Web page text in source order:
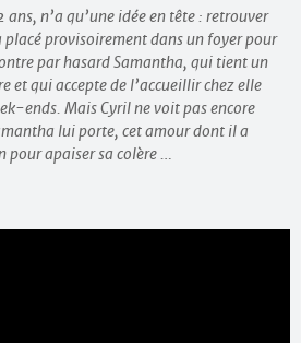
n’a qu’une idée en tête : retrouver
placé provisoirement dans un foyer pour
par hasard Samantha, qui tient un
et qui accepte de l’accueillir chez elle
ends. Mais Cyril ne voit pas encore
lui porte, cet amour dont il a
pour apaiser sa colère …